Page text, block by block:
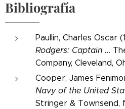
Bibliografía
Paullin, Charles Oscar
Rodgers: Captain ...
Company, Cleveland,
Cooper, James
Navy of the United
Stringer & Townsend,